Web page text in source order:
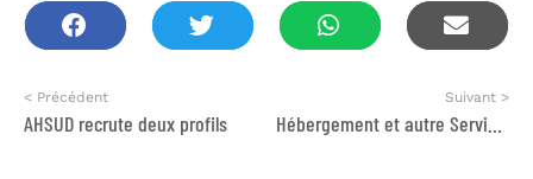
< Précédent
AHSUD recrute deux profils
Suivant >